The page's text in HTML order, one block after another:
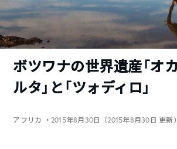
ボツワナの世界遺産「オ
ルタ」と「ツォディロ」
アフリカ ・2015年8月30日（2015年8月30日 更新）